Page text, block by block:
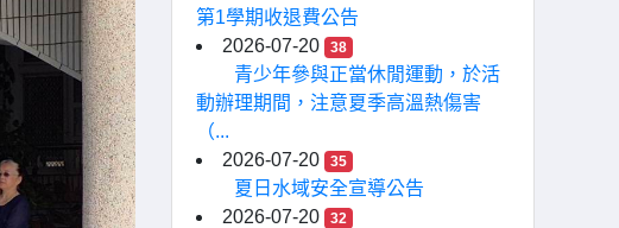
第1學期收退費公告
2026-07-20
38
青少年參與正當休閒運動，於活
動辦理期間，注意夏季高溫熱傷害
（...
2026-07-20
35
夏日水域安全宣導公告
2026-07-20
32